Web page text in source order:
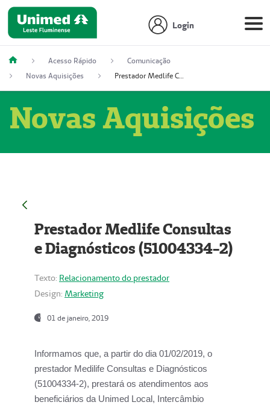
Login
Acesso Rápido
Comunicação
Novas Aquisições
Prestador Medlife Consultas e Diagnósticos (51004334-2)
Novas Aquisições
Prestador Medlife Consultas
e Diagnósticos (51004334-2)
Texto: Relacionamento do prestador
Design: Marketing
01 de janeiro, 2019
Informamos que, a partir do dia 01/02/2019, o
prestador Medilife Consultas e Diagnósticos
(51004334-2), prestará os atendimentos aos
beneficiários da Unimed Local, Intercâmbio